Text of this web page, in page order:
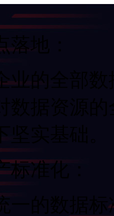
：
的全部数
对数据资源
实基础。
化：
的数据标